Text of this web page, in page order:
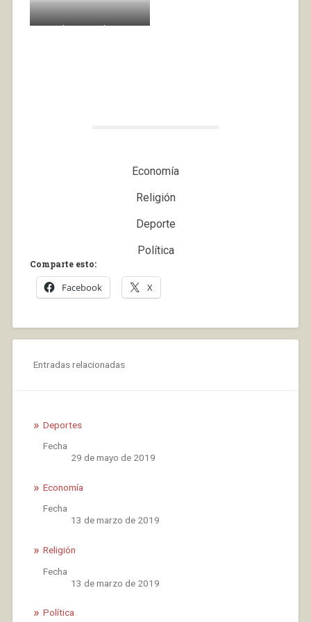
Martínez Somalo y Don
Economía
Religión
Deporte
Política
Comparte esto:
Facebook X
Entradas relacionadas
Deportes
Fecha
29 de mayo de 2019
Economía
Fecha
13 de marzo de 2019
Religión
Fecha
13 de marzo de 2019
Política